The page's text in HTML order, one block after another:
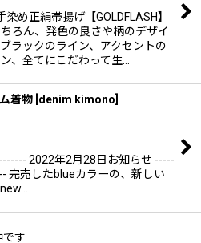
め正絹帯揚げ【GOLDFLASH】
ろん、発色の良さや柄のデザイ
ラックのライン、アクセントの
、全てにこだわって生…
着物 [denim kimono]
2022年2月28日お知らせ -----
完売したblueカラーの、新しい
す